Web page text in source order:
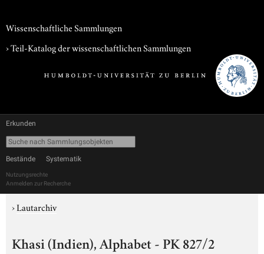
Wissenschaftliche Sammlungen
› Teil-Katalog der wissenschaftlichen Sammlungen
Erkunden
Bestände Systematik
Nutzungsrechte
Anmelden zur Recherche
›Lautarchiv
Khasi (Indien), Alphabet - PK 827/2